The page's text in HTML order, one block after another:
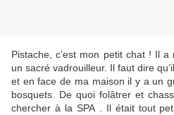
Pistache, c’est mon petit chat ! Il
un sacré vadrouilleur. Il faut dire
et en face de ma maison il y a un
bosquets. De quoi folâtrer et
chercher à la SPA . Il était tout